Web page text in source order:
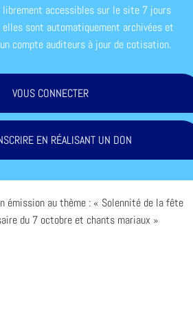
accessibles sur le site 7 jours
elles sont automatiquement archivées et
compte auditeurs à jour de cotisation.
VOUS CONNECTER
EN RÉALISANT UN DON
émission au thème : « Solennité de la fête
du 7 octobre et chants mariaux »